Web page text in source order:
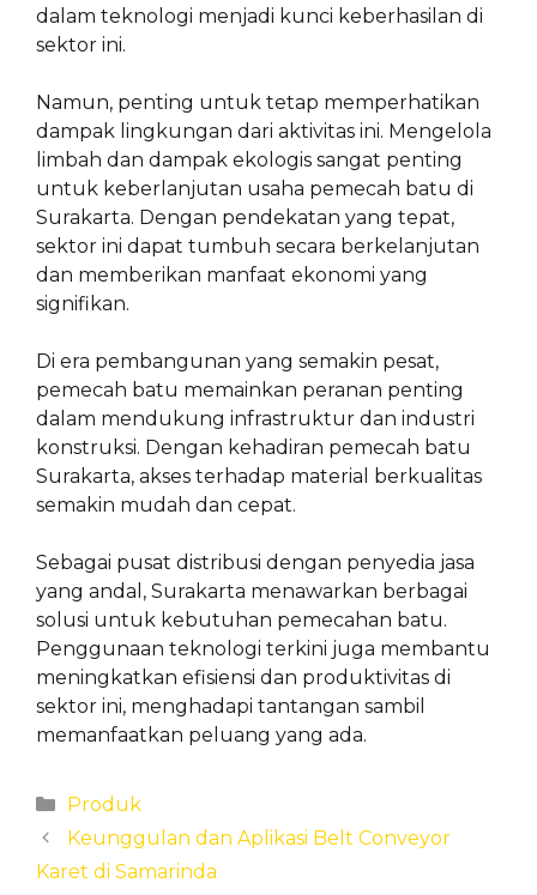
dalam teknologi menjadi kunci keberhasilan di
sektor ini.
Namun, penting untuk tetap memperhatikan
dampak lingkungan dari aktivitas ini. Mengelola
limbah dan dampak ekologis sangat penting
untuk keberlanjutan usaha pemecah batu di
Surakarta. Dengan pendekatan yang tepat,
sektor ini dapat tumbuh secara berkelanjutan
dan memberikan manfaat ekonomi yang
signifikan.
Di era pembangunan yang semakin pesat,
pemecah batu memainkan peranan penting
dalam mendukung infrastruktur dan industri
konstruksi. Dengan kehadiran pemecah batu
Surakarta, akses terhadap material berkualitas
semakin mudah dan cepat.
Sebagai pusat distribusi dengan penyedia jasa
yang andal, Surakarta menawarkan berbagai
solusi untuk kebutuhan pemecahan batu.
Penggunaan teknologi terkini juga membantu
meningkatkan efisiensi dan produktivitas di
sektor ini, menghadapi tantangan sambil
memanfaatkan peluang yang ada.
Categories
Produk
Keunggulan dan Aplikasi Belt Conveyor
Karet di Samarinda